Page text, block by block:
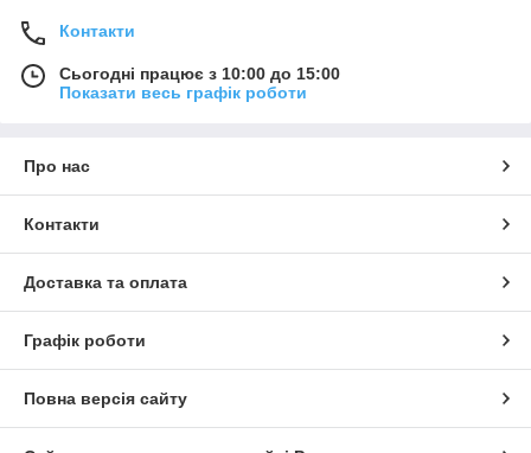
Контакти
Сьогодні працює з 10:00 до 15:00
Показати весь графік роботи
Про нас
Контакти
Доставка та оплата
Графік роботи
Повна версія сайту